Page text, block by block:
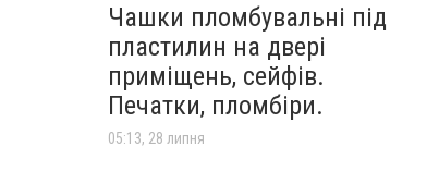
Чашки пломбувальні під
пластилин на двері
приміщень, сейфів.
Печатки, пломбіри.
05:13, 28 липня